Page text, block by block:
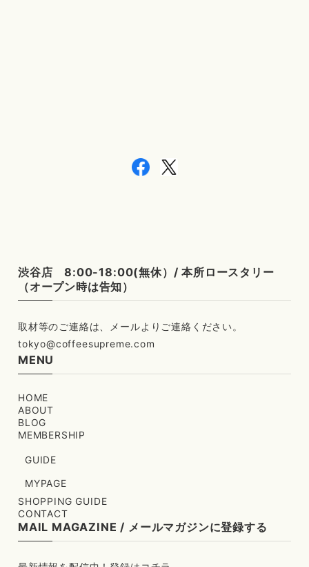
渋谷店 8:00-18:00(無休）/ 本所ロースタリー
（オープン時は告知）
tokyo@coffeesupreme.com
MENU
HOME
ABOUT
BLOG
MEMBERSHIP
GUIDE
MYPAGE
SHOPPING GUIDE
CONTACT
MAIL MAGAZINE / メールマガジンに登録する